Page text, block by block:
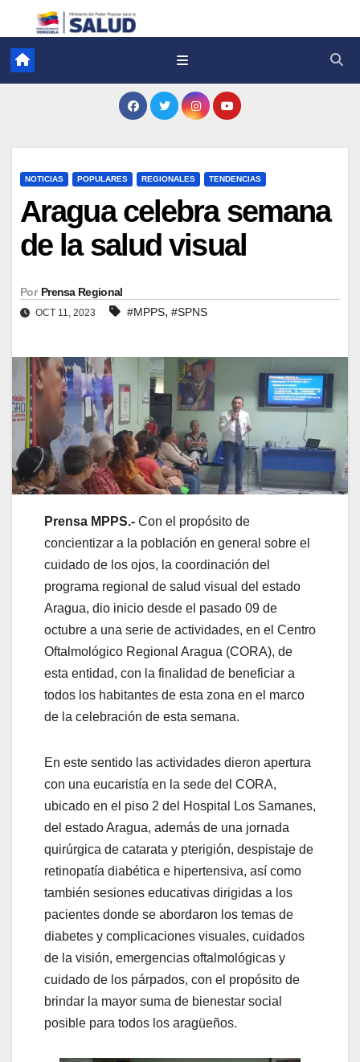
NOTICIAS POPULARES REGIONALES TENDENCIAS
Aragua celebra semana
de la salud visual
Por Prensa Regional
OCT 11, 2023 #MPPS, #SPNS
Prensa MPPS.- Con el propósito de
concientizar a la población en general sobre el
cuidado de los ojos, la coordinación del
programa regional de salud visual del estado
Aragua, dio inicio desde el pasado 09 de
octubre a una serie de actividades, en el Centro
Oftalmológico Regional Aragua (CORA), de
esta entidad, con la finalidad de beneficiar a
todos los habitantes de esta zona en el marco
de la celebración de esta semana.
En este sentido las actividades dieron apertura
con una eucaristía en la sede del CORA,
ubicado en el piso 2 del Hospital Los Samanes,
del estado Aragua, además de una jornada
quirúrgica de catarata y pterigión, despistaje de
retinopatía diabética e hipertensiva, así como
también sesiones educativas dirigidas a los
pacientes donde se abordaron los temas de
diabetes y complicaciones visuales, cuidados
de la visión, emergencias oftalmológicas y
cuidado de los párpados, con el propósito de
brindar la mayor suma de bienestar social
posible para todos los aragüeños.